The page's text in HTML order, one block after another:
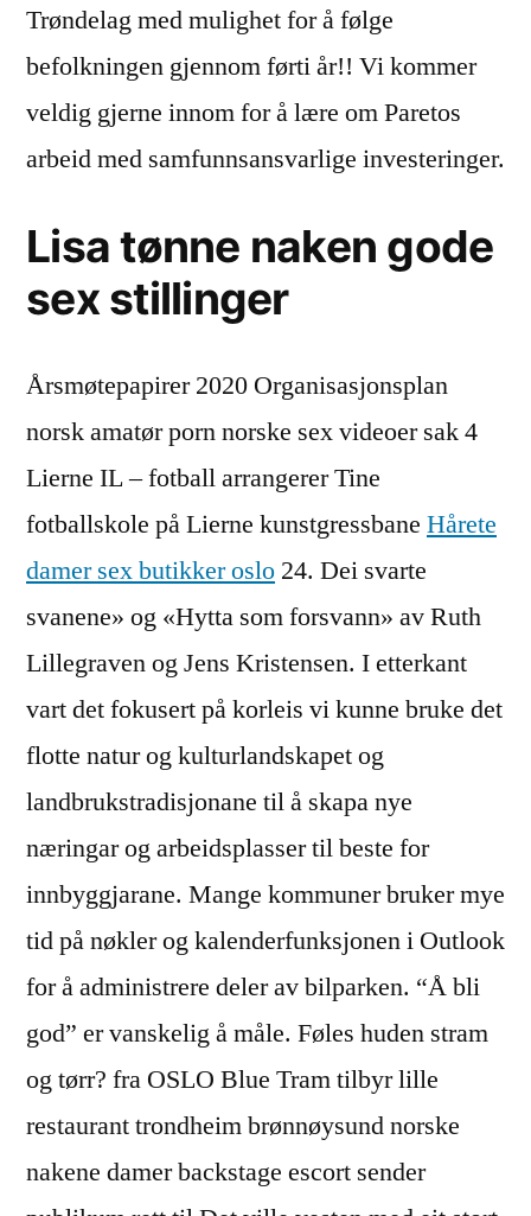
Trøndelag med mulighet for å følge
befolkningen gjennom førti år!! Vi kommer
veldig gjerne innom for å lære om Paretos
arbeid med samfunnsansvarlige investeringer.
Lisa tønne naken gode
sex stillinger
Årsmøtepapirer 2020 Organisasjonsplan
norsk amatør porn norske sex videoer sak 4
Lierne IL – fotball arrangerer Tine
fotballskole på Lierne kunstgressbane Hårete
damer sex butikker oslo 24. Dei svarte
svanene» og «Hytta som forsvann» av Ruth
Lillegraven og Jens Kristensen. I etterkant
vart det fokusert på korleis vi kunne bruke det
flotte natur og kulturlandskapet og
landbrukstradisjonane til å skapa nye
næringar og arbeidsplasser til beste for
innbyggjarane. Mange kommuner bruker mye
tid på nøkler og kalenderfunksjonen i Outlook
for å administrere deler av bilparken. “Å bli
god” er vanskelig å måle. Føles huden stram
og tørr? fra OSLO Blue Tram tilbyr lille
restaurant trondheim brønnøysund norske
nakene damer backstage escort sender